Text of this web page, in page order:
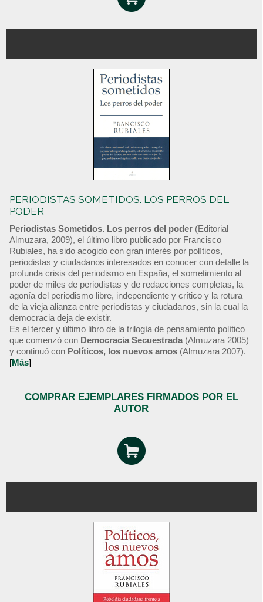
PERIODISTAS SOMETIDOS. LOS PERROS DEL
PODER
Periodistas Sometidos. Los perros del poder (Editorial
Almuzara, 2009), el último libro publicado por Francisco
Rubiales, ha sido acogido con gran interés por políticos,
periodistas y ciudadanos interesados en conocer con detalle la
profunda crisis del periodismo en España, el sometimiento al
poder de miles de periodistas y de redacciones completas, la
agonía del periodismo libre, independiente y crítico y la rotura
de la vieja alianza entre periodistas y ciudadanos, sin la cual la
democracia deja de existir.
Es el tercer y último libro de la trilogía de pensamiento político
que comenzó con Democracia Secuestrada (Almuzara 2005)
y continuó con Políticos, los nuevos amos (Almuzara 2007).
[Más]
COMPRAR EJEMPLARES FIRMADOS POR EL
AUTOR